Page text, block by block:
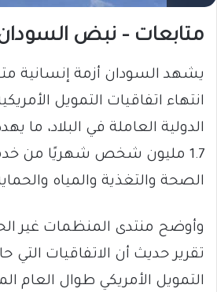
متابعات – نبض
يشهد السودان أزمة إنسانية
انتهاء اتفاقيات التمويل
الدولية العاملة في البلاد، ما
1.7 مليون شخص شهريًا من
الصحة والتغذية والمياه
وأوضح منتدى المنظمات غير
تقرير حديث أن الاتفاقيات
التمويل الأمريكي طوال العام